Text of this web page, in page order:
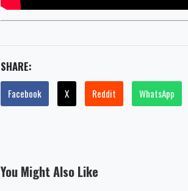
SHARE:
Facebook X Reddit WhatsApp
You Might Also Like